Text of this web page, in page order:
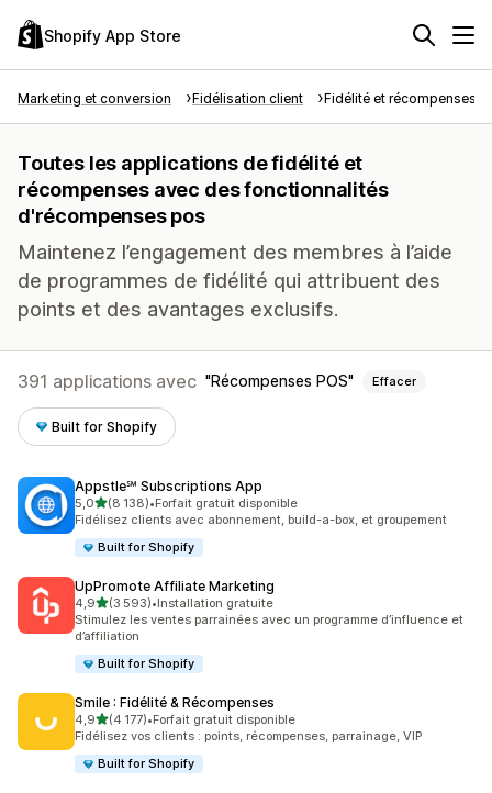
Shopify App Store
Marketing et conversion Fidélisation client Fidélité et récompenses
Toutes les applications de fidélité et
récompenses avec des fonctionnalités
d'récompenses pos
Maintenez l’engagement des membres à l’aide
de programmes de fidélité qui attribuent des
points et des avantages exclusifs.
391 applications avec Récompenses POS Effacer
Built for Shopify
Appstle℠ Subscriptions App
5,0étoile(s) sur 5
(8 138)
8138 avis au total
•Forfait gratuit disponible
Fidélisez clients avec abonnement, build-a-box, et groupement
Built for Shopify
UpPromote Affiliate Marketing
4,9étoile(s) sur 5
(3 593)
3593 avis au total
•Installation gratuite
Stimulez les ventes parrainées avec un programme d’influence et
d’affiliation
Built for Shopify
Smile : Fidélité & Récompenses
4,9étoile(s) sur 5
(4 177)
4177 avis au total
•Forfait gratuit disponible
Fidélisez vos clients : points, récompenses, parrainage, VIP
Built for Shopify